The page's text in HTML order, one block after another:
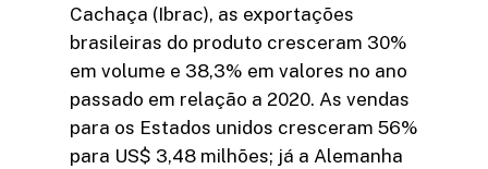
Cachaça (Ibrac), as exportações
brasileiras do produto cresceram 30%
em volume e 38,3% em valores no ano
passado em relação a 2020. As vendas
para os Estados unidos cresceram 56%
para US$ 3,48 milhões; já a Alemanha